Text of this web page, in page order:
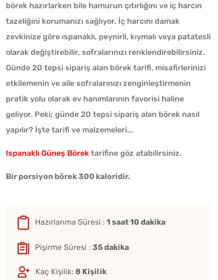
börek hazırlarken bile hamurun çıtırlığını ve iç harcın
tazeliğini korumanızı sağlıyor. İç harcını damak
zevkinize göre ıspanaklı, peynirli, kıymalı veya patatesli
olarak değiştirebilir, sofralarınızı renklendirebilirsiniz.
Günde 20 tepsi sipariş alan börek tarifi, misafirlerinizi
etkilemenin ve aile sofralarınızı zenginleştirmenin
pratik yolu olarak ev hanımlarının favorisi haline
geliyor. Peki; günde 20 tepsi sipariş alan börek nasıl
yapılır? İşte tarifi ve malzemeleri...
Ispanaklı Güneş Börek tarifine göz atabilirsiniz.
Bir porsiyon börek 300 kaloridir.
Hazırlanma Süresi : 1 saat 10 dakika
Pişirme Süresi : 35 dakika
Kaç Kişilik: 8 Kişilik